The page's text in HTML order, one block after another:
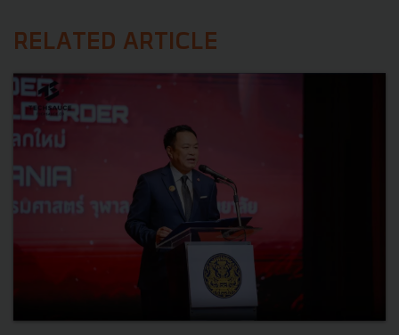
RELATED ARTICLE